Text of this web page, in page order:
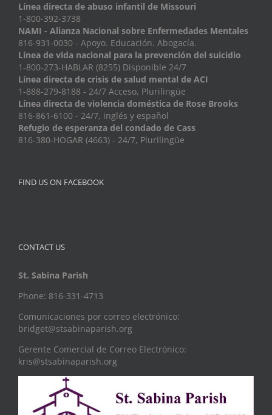
Línea directa de abuso infantil de Missouri
1-800-392-3738
NAMI - Alianza Nacional sobre Enfermedades Mentales
816-931-0030 - Apoyo. Educación. Abogacía.
Línea de vida nacional para la prevención del suicidio
1-800-273-HABLAR (8255) Disponible 24/7
Línea directa de crisis de salud mental de ACI
1-888-279-8188 - 24/7 Acceso, Plurilingüe
Línea directa de violencia doméstica de Rose Brooks
816-861-6100 - 24/7, inglés y español
Refugio de esperanza del condado de Cass
816-380-HOGAR (4663) - 24/7, Plurilingüe
FIND US ON FACEBOOK
CONTACT US
St. Sabina Parish
Phone: 816-331-4713
Comunicaciones por correo electrónico:
bridget@stsabinaparish.org
Gerente Comercial de Correo Electrónico:
kris@stsabinaparish.org